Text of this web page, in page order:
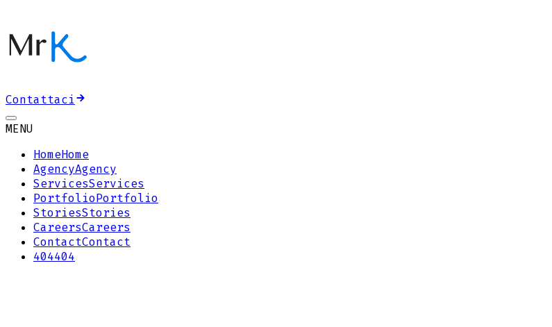
Contattaci
MENU
HomeHome
AgencyAgency
ServicesServices
PortfolioPortfolio
StoriesStories
CareersCareers
ContactContact
404404